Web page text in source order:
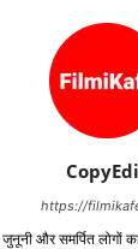
https://
और समर्पित लोगों